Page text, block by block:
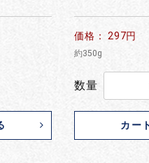
価格： 297円
約350g
数量
カー